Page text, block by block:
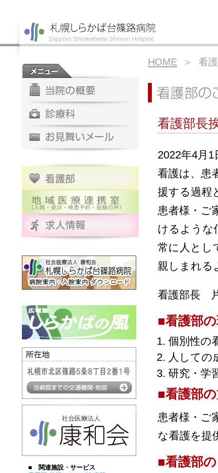
HOME ＞ 看
看護部長
2022年4月
看護は、患
援する過程
患者様・ご
けるような
常に 人 とし
親しまれる
看護部長
■看護部
個別性の
人 しての
研究・学
■看護部
患者様・ご
な看護を提
■看護部
■ 関連施設・サービス